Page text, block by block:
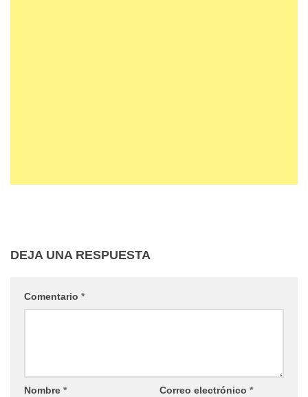
DEJA UNA RESPUESTA
Comentario *
Nombre * Correo electrónico *